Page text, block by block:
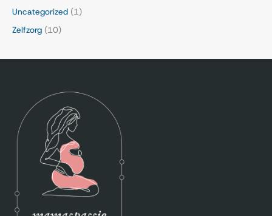
Uncategorized (1)
Zelfzorg (10)